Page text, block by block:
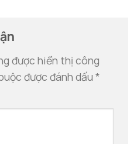
được hiển thị công
được đánh dấu *